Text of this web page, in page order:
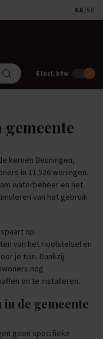
4.6 /5.0
€ Incl. btw
kernen Beuningen,
in 11.526 woningen.
waterbeheer en het
van het gebruik
op
van het rioolstelsel en
je tuin. Dankzij
nog
en te installeren.
de gemeente
geen specifieke